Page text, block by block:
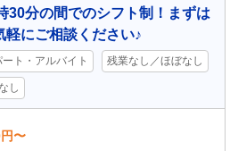
分の間でのシフト制！まずは
軽にご相談ください♪
ート・アルバイト 残業なし／ほぼなし
し
〜